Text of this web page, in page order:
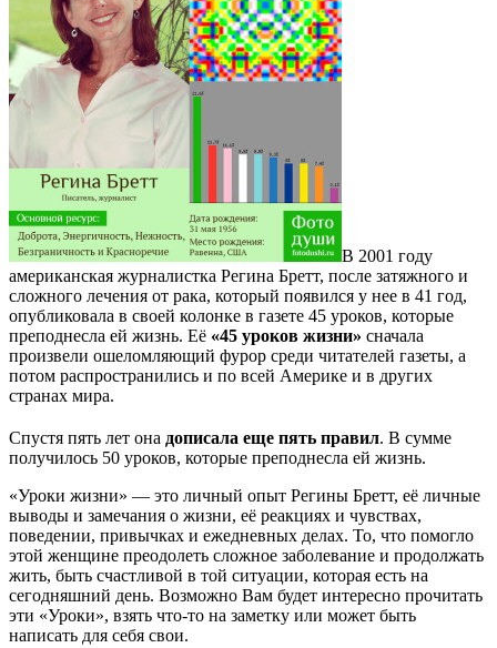
В 2001 году
американская журналистка Регина Бретт, после затяжного и
сложного лечения от рака, который появился у нее в 41 год,
опубликовала в своей колонке в газете 45 уроков, которые
преподнесла ей жизнь. Её «45 уроков жизни» сначала
произвели ошеломляющий фурор среди читателей газеты, а
потом распространились и по всей Америке и в других
странах мира.
Спустя пять лет она дописала еще пять правил. В сумме
получилось 50 уроков, которые преподнесла ей жизнь.
«Уроки жизни» — это личный опыт Регины Бретт, её личные
выводы и замечания о жизни, её реакциях и чувствах,
поведении, привычках и ежедневных делах. То, что помогло
этой женщине преодолеть сложное заболевание и продолжать
жить, быть счастливой в той ситуации, которая есть на
сегодняшний день. Возможно Вам будет интересно прочитать
эти «Уроки», взять что-то на заметку или может быть
написать для себя свои.